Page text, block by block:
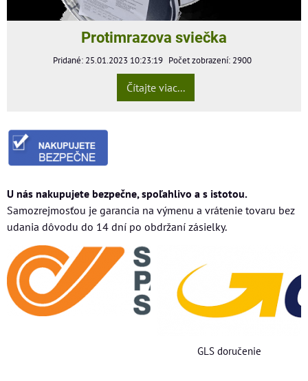
Protimrazova sviečka
Pridané: 25.01.2023 10:23:19 Počet zobrazení: 2900
Čítajte viac...
U nás nakupujete bezpečne, spoľahlivo a s istotou.
Samozrejmosťou je garancia na výmenu a vrátenie tovaru bez
udania dôvodu do 14 dní po obdržaní zásielky.
GLS doručenie